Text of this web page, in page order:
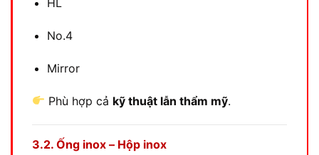
HL
No.4
Mirror
Phù hợp cả kỹ thuật lẫn thẩm mỹ.
3.2. Ống inox – Hộp inox